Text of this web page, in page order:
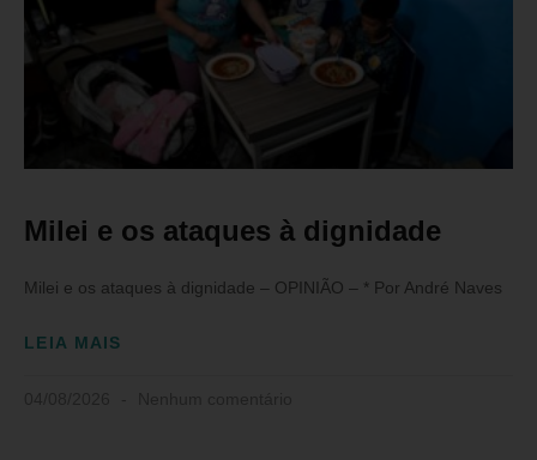
Milei e os ataques à dignidade
Milei e os ataques à dignidade – OPINIÃO – * Por André Naves
LEIA MAIS